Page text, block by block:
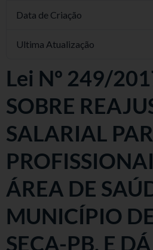
Data de Criação
Ultima Atualização
Lei Nº 249/
SOBRE
SALARIAL
ÁREA DE
MUNICÍPIO
SECA-PB, E